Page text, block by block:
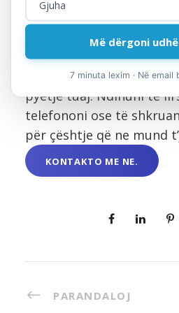
Tatimeve.
Jemi këtu për t’ju
gjithmonë kohë për t’ju
pyetje tuaj. Ndihuni të
telefononi ose të
për çështje që ne mund
KONTAKTO ME NE.
PARANDALOJ
Më dërgoni
7 minuta lexim · Në email